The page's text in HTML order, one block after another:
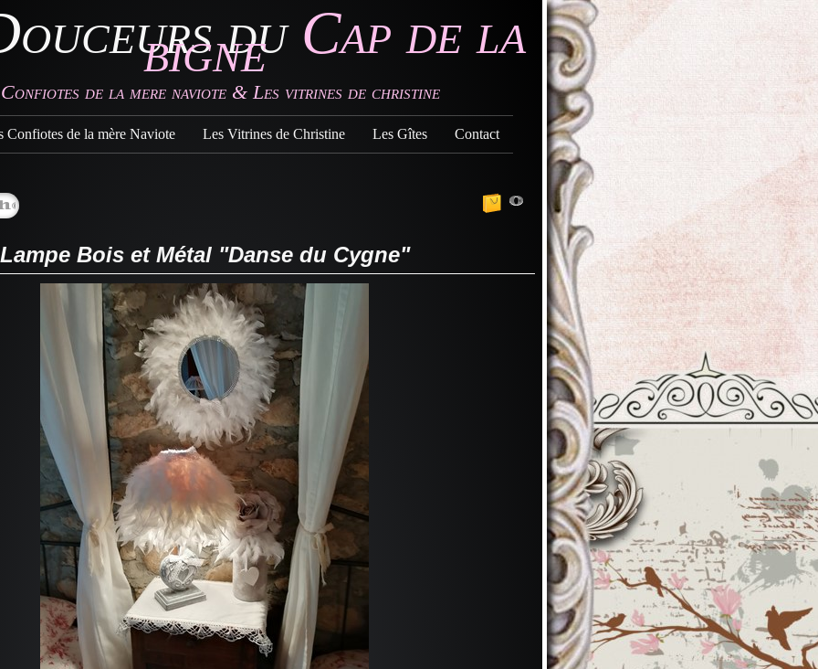
duCap de la
bigne
de la mere naviote & Les vitrines de christine
Confiotes de la mère Naviote Les Vitrines de Christine Les Gîtes Contact
0
Lampe Bois et Métal "Danse du Cygne"